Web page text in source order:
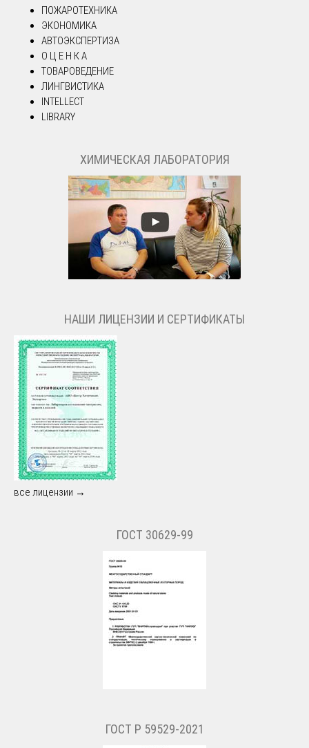
ПОЖАРОТЕХНИКА
ЭКОНОМИКА
АВТОЭКСПЕРТИЗА
О Ц Е Н К А
ТОВАРОВЕДЕНИЕ
ЛИНГВИСТИКА
INTELLECT
LIBRARY
ХИМИЧЕСКАЯ ЛАБОРАТОРИЯ
НАШИ ЛИЦЕНЗИИ И СЕРТИФИКАТЫ
все лицензии →
ГОСТ 30629-99
ГОСТ Р 59529-2021